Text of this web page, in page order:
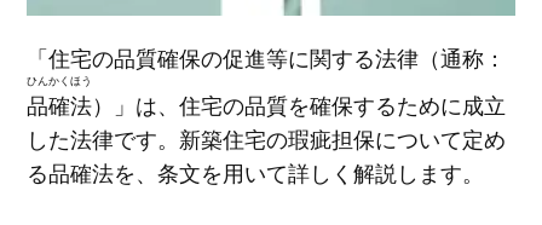
「住宅の品質確保の促進等に関する法律（通称：
品確法
ひんかくほう
）」は、住宅の品質を確保するために成立
した法律です。新築住宅の瑕疵担保について定め
る品確法を、条文を用いて詳しく解説します。